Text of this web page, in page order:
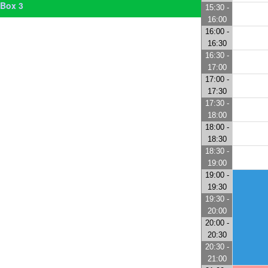
Box 3
15:30 -
16:00
16:00 -
16:30
16:30 -
17:00
17:00 -
17:30
17:30 -
18:00
18:00 -
18:30
18:30 -
19:00
19:00 -
19:30
19:30 -
20:00
20:00 -
20:30
20:30 -
21:00